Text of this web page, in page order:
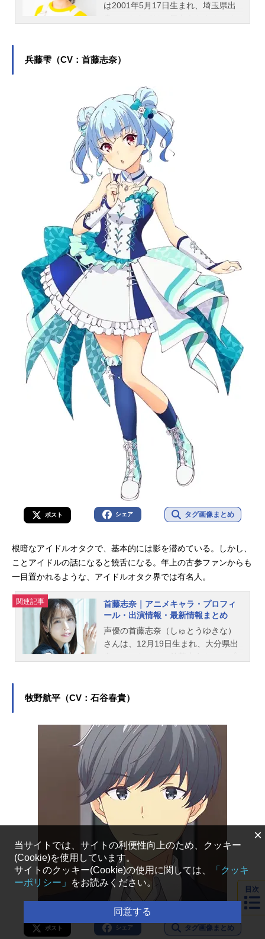
は2001年5月17日生まれ、埼玉県出
兵藤雫（CV：首藤志奈）
ポスト シェア タグ画像まとめ
根暗なアイドルオタクで、基本的には影を潜めている。しかし、
ことアイドルの話になると饒舌になる。年上の古参ファンからも
一目置かれるような、アイドルオタク界では有名人。
関連記事
首藤志奈｜アニメキャラ・プロフィ
ール・出演情報・最新情報まとめ
声優の首藤志奈（しゅとうゆきな）
さんは、12月19日生まれ、大分県出
牧野航平（CV：石谷春貴）
ポスト シェア タグ画像まとめ
目次
×
当サイトでは、サイトの利便性向上のため、クッキー
(Cookie)を使用しています。
サイトのクッキー(Cookie)の使用に関しては、
「クッキ
ーポリシー」
をお読みください。
同意する